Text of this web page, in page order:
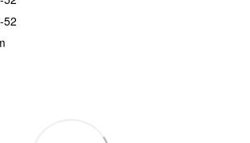
52